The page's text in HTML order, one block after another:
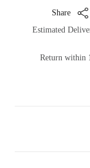
Estimated
Return within